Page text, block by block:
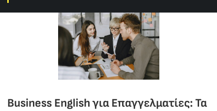
Business English για Επαγγελματίες: Τα